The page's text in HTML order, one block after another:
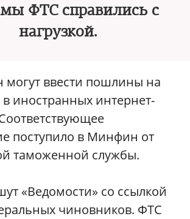
ФТС справились с
нагрузкой.
могут ввести пошлины на
в иностранных интернет-
поступило в Минфин от
таможенной службы.
«Ведомости» со ссылкой
чиновников. ФТС